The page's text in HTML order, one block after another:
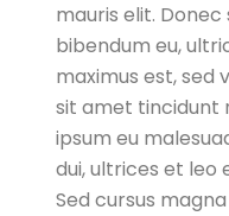
mauris elit.
bibendum eu,
maximus est, sed
sit amet tincidunt
ipsum eu
dui, ultrices et leo
Sed cursus